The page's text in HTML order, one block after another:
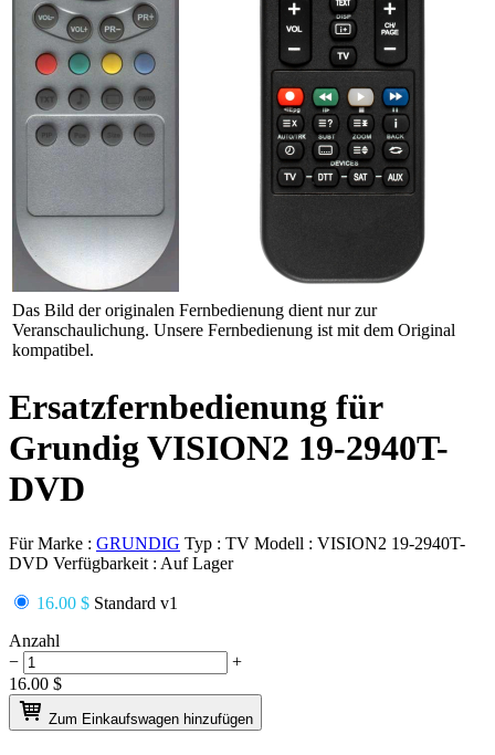
Das Bild der originalen Fernbedienung dient nur zur
Veranschaulichung. Unsere Fernbedienung ist mit dem Original
kompatibel.
Ersatzfernbedienung für
Grundig VISION2 19-2940T-
DVD
Für Marke : GRUNDIG Typ : TV Modell : VISION2 19-2940T-
DVD Verfügbarkeit : Auf Lager
16.00 $ Standard v1
Anzahl
−
+
16.00 $
Zum Einkaufswagen hinzufügen